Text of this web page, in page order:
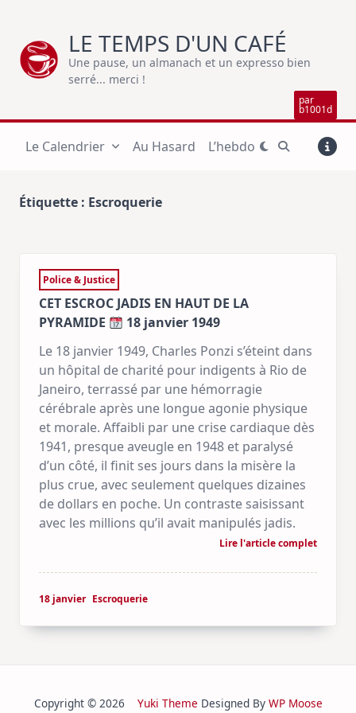
content
LE TEMPS D'UN CAFÉ
Une pause, un almanach et un expresso bien
serré... merci !
par
b1001d
Le Calendrier Au Hasard L’hebdo
Étiquette : Escroquerie
Police & Justice
CET ESCROC JADIS EN HAUT DE LA
PYRAMIDE
18 janvier 1949
Le 18 janvier 1949, Charles Ponzi s’éteint dans
un hôpital de charité pour indigents à Rio de
Janeiro, terrassé par une hémorragie
cérébrale après une longue agonie physique
et morale. Affaibli par une crise cardiaque dès
1941, presque aveugle en 1948 et paralysé
d’un côté, il finit ses jours dans la misère la
plus crue, avec seulement quelques dizaines
de dollars en poche. Un contraste saisissant
avec les millions qu’il avait manipulés jadis.
Lire l'article complet
18 janvier Escroquerie
Copyright © 2026 Yuki Theme Designed By WP Moose